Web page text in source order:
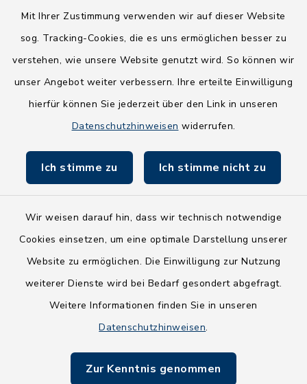
Mit Ihrer Zustimmung verwenden wir auf dieser Website
sog. Tracking-Cookies, die es uns ermöglichen besser zu
verstehen, wie unsere Website genutzt wird. So können wir
unser Angebot weiter verbessern. Ihre erteilte Einwilligung
hierfür können Sie jederzeit über den Link in unseren
Datenschutzhinweisen widerrufen.
Ich stimme zu Ich stimme nicht zu
Wir weisen darauf hin, dass wir technisch notwendige
Cookies einsetzen, um eine optimale Darstellung unserer
Website zu ermöglichen. Die Einwilligung zur Nutzung
weiterer Dienste wird bei Bedarf gesondert abgefragt.
Weitere Informationen finden Sie in unseren
Datenschutzhinweisen.
Zur Kenntnis genommen
Kreis Segeberg
NEU! Amtsbroschüre 2026
Holsteiner Auenland
Fundbüro
Barrierefreiheit